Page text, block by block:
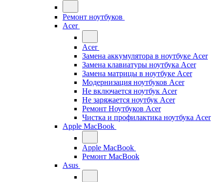
Ремонт ноутбуков
Acer
Acer
Замена аккумулятора в ноутбуке Acer
Замена клавиатуры ноутбука Acer
Замена матрицы в ноутбуке Acer
Модернизация ноутбуков Acer
Не включается ноутбук Acer
Не заряжается ноутбук Acer
Ремонт Ноутбуков Acer
Чистка и профилактика ноутбука Acer
Apple MacBook
Apple MacBook
Ремонт MacBook
Asus